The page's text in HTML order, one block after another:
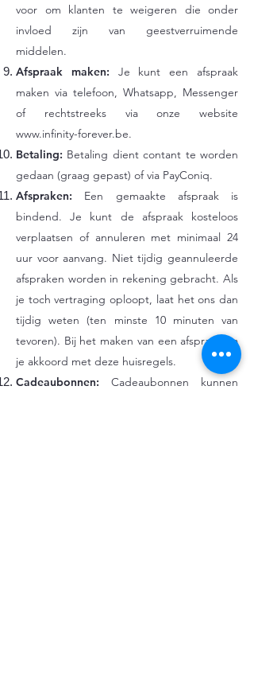
voor om klanten te weigeren die onder
invloed zijn van geestverruimende
middelen.
Afspraak maken: Je kunt een afspraak
maken via telefoon, Whatsapp, Messenger
of rechtstreeks via onze website
www.infinity-forever.be.
Betaling: Betaling dient contant te worden
gedaan (graag gepast) of via PayConiq.
Afspraken: Een gemaakte afspraak is
bindend. Je kunt de afspraak kosteloos
verplaatsen of annuleren met minimaal 24
uur voor aanvang. Niet tijdig geannuleerde
afspraken worden in rekening gebracht. Als
je toch vertraging oploopt, laat het ons dan
tijdig weten (ten minste 10 minuten van
tevoren). Bij het maken van een afspraak ga
je akkoord met deze huisregels.
Cadeaubonnen: Cadeaubonnen kunnen